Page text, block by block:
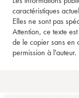
caractéristiques
Elles ne sont pas
Attention, ce texte
de le copier sans en
permission à l'auteur.